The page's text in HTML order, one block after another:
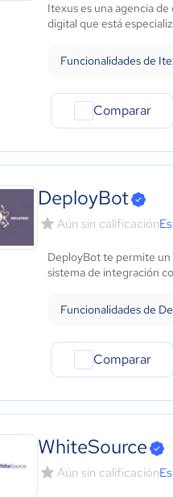
Itexus es una agencia
digital que está
Funcionalidades de
Comparar
DeployBot
Aún sin calificación
DeployBot te permite un
sistema de integración
Funcionalidades de
Comparar
WhiteSource
Aún sin calificación